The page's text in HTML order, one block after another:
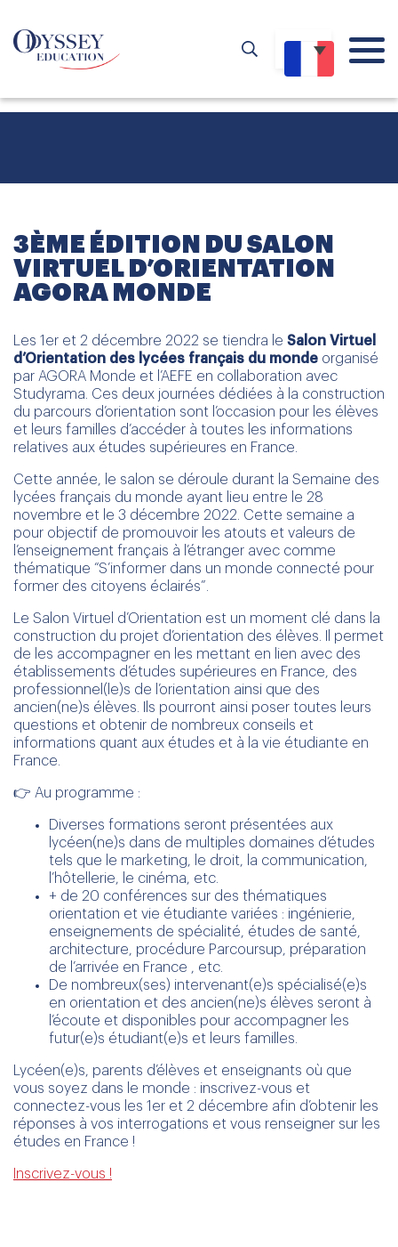
3ÈME ÉDITION DU SALON
VIRTUEL D’ORIENTATION
AGORA MONDE
Les 1er et 2 décembre 2022 se tiendra le Salon Virtuel
d’Orientation des lycées français du monde organisé
par AGORA Monde et l’AEFE en collaboration avec
Studyrama. Ces deux journées dédiées à la construction
du parcours d’orientation sont l’occasion pour les élèves
et leurs familles d’accéder à toutes les informations
relatives aux études supérieures en France.
Cette année, le salon se déroule durant la Semaine des
lycées français du monde ayant lieu entre le 28
novembre et le 3 décembre 2022. Cette semaine a
pour objectif de promouvoir les atouts et valeurs de
l’enseignement français à l’étranger avec comme
thématique “S’informer dans un monde connecté pour
former des citoyens éclairés”.
Le Salon Virtuel d’Orientation est un moment clé dans la
construction du projet d’orientation des élèves. Il permet
de les accompagner en les mettant en lien avec des
établissements d’études supérieures en France, des
professionnel(le)s de l’orientation ainsi que des
ancien(ne)s élèves. Ils pourront ainsi poser toutes leurs
questions et obtenir de nombreux conseils et
informations quant aux études et à la vie étudiante en
France.
👉 Au programme :
Diverses formations seront présentées aux
lycéen(ne)s dans de multiples domaines d’études
tels que le marketing, le droit, la communication,
l’hôtellerie, le cinéma, etc.
+ de 20 conférences sur des thématiques
orientation et vie étudiante variées : ingénierie,
enseignements de spécialité, études de santé,
architecture, procédure Parcoursup, préparation
de l’arrivée en France , etc.
De nombreux(ses) intervenant(e)s spécialisé(e)s
en orientation et des ancien(ne)s élèves seront à
l’écoute et disponibles pour accompagner les
futur(e)s étudiant(e)s et leurs familles.
Lycéen(e)s, parents d’élèves et enseignants où que
vous soyez dans le monde : inscrivez-vous et
connectez-vous les 1er et 2 décembre afin d’obtenir les
réponses à vos interrogations et vous renseigner sur les
études en France !
Inscrivez-vous !